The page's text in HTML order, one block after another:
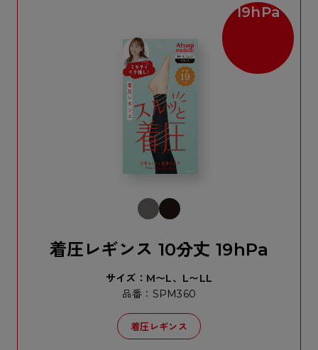
19hPa
着圧レギンス 10分丈 19hPa
サイズ：M〜L、L〜LL
品番：SPM360
着圧レギンス